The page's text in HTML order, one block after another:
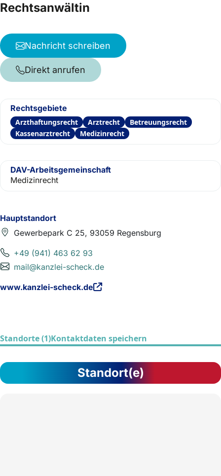
Hauptstandort
Gewerbepark C 25, 93059 Regensburg
+49 (941) 463 62 93
mail@kanzlei-scheck.de
www.kanzlei-scheck.de
Rechtsanwältin
Nachricht schreiben
Direkt anrufen
Rechtsgebiete
Arzthaftungsrecht Arztrecht
Betreuungsrecht
Kassenarztrecht
Medizinrecht
DAV-Arbeitsgemeinschaft
Medizinrecht
Standorte (1)Kontaktdaten speichern
Standort(e)